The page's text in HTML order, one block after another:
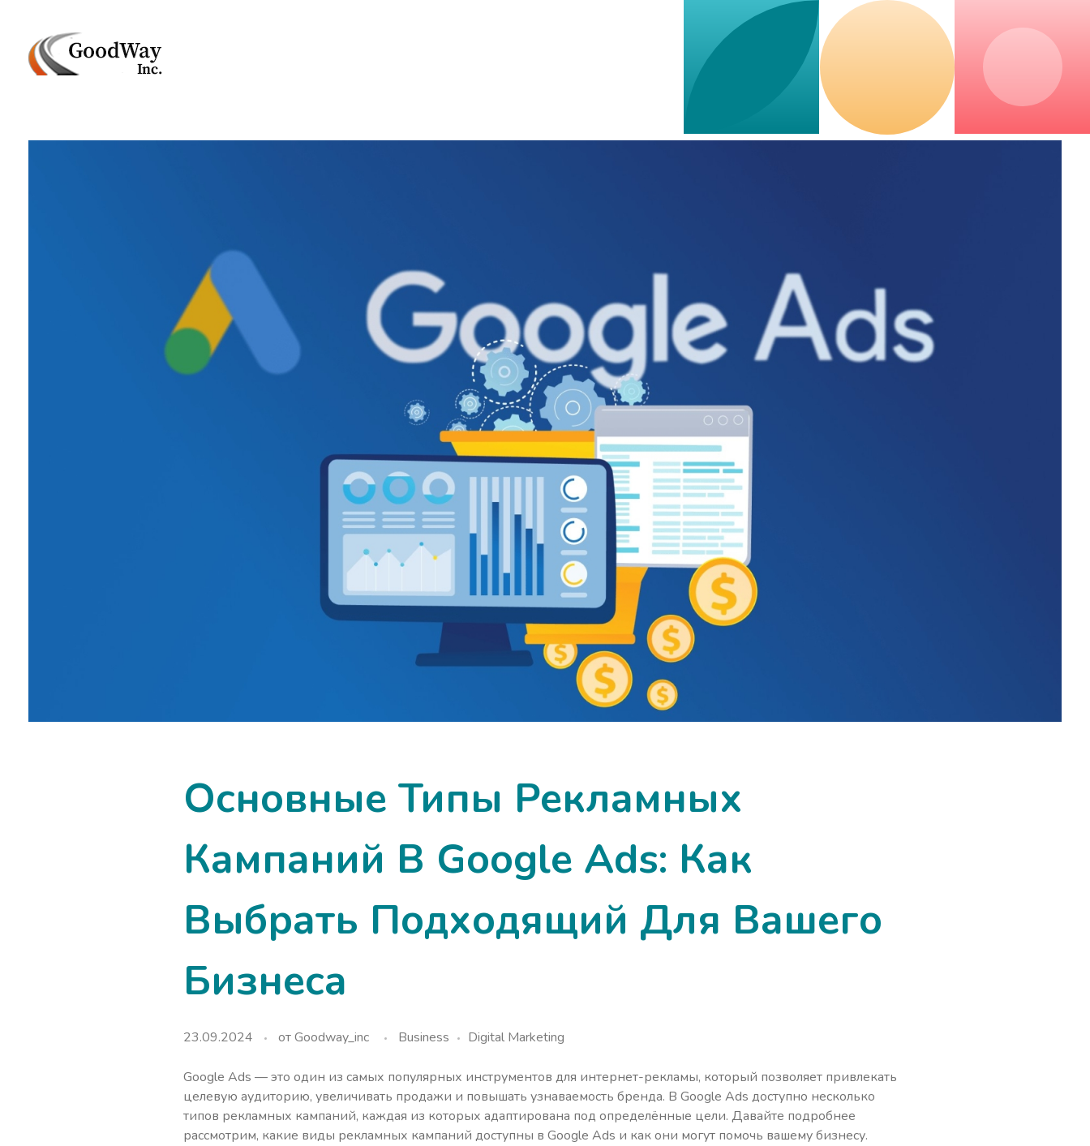
Основные Типы Рекламных
Кампаний В Google Ads: Как
Выбрать Подходящий Для Вашего
Бизнеса
23.09.2024 отGoodway_inc Business Digital Marketing
Google Ads — это один из самых популярных инструментов для интернет-рекламы, который позволяет привлекать
целевую аудиторию, увеличивать продажи и повышать узнаваемость бренда. В Google Ads доступно несколько
типов рекламных кампаний, каждая из которых адаптирована под определённые цели. Давайте подробнее
рассмотрим, какие виды рекламных кампаний доступны в Google Ads и как они могут помочь вашему бизнесу.